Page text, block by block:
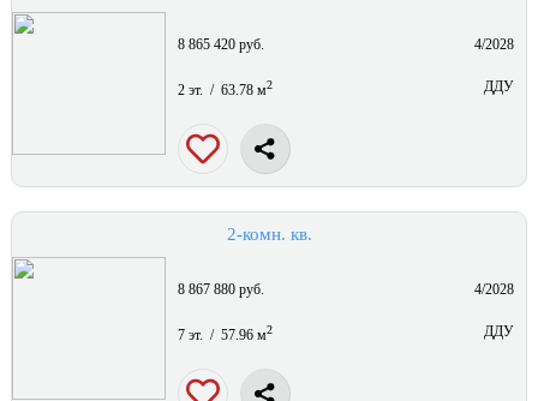
8 865 420 руб. 4/2028
2 эт. / 63.78 м2 ДДУ
2-комн. кв.
8 867 880 руб. 4/2028
7 эт. / 57.96 м2 ДДУ